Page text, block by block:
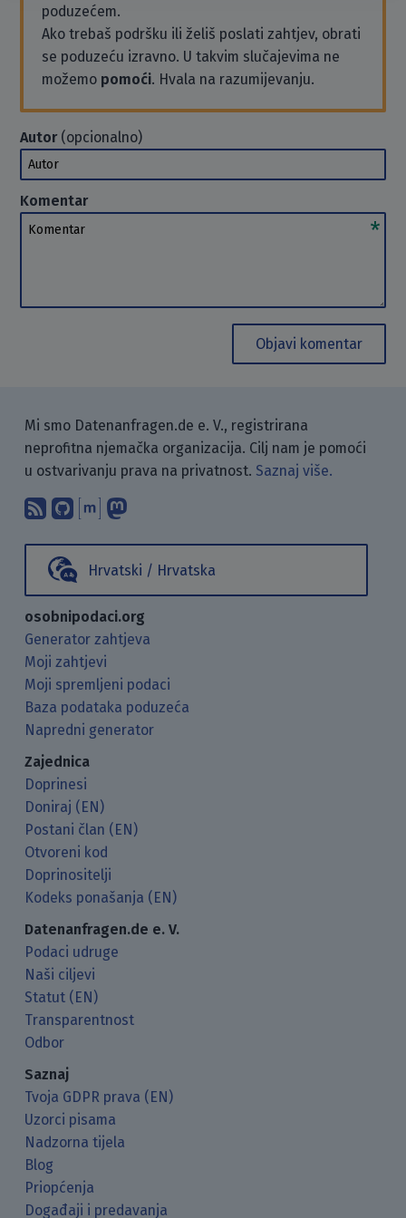
poduzećem.
Ako trebaš podršku ili želiš poslati zahtjev, obrati
se poduzeću izravno. U takvim slučajevima ne
možemo pomoći. Hvala na razumijevanju.
Autor(opcionalno)
Autor
Komentar
Komentar
Objavi komentar
Mi smo Datenanfragen.de e. V., registrirana
neprofitna njemačka organizacija. Cilj nam je pomoći
u ostvarivanju prava na privatnost. Saznaj više.
Pretplati se na naš blog koristeći
Pronađi nas na GitHubu.
Raspravljaj s nama putem
Hrvatski / Hrvatska
osobnipodaci.org
Generator zahtjeva
Moji zahtjevi
Moji spremljeni podaci
Baza podataka poduzeća
Napredni generator
Zajednica
Doprinesi
Doniraj (EN)
Postani član (EN)
Otvoreni kod
Doprinositelji
Kodeks ponašanja (EN)
Datenanfragen.de e. V.
Podaci udruge
Naši ciljevi
Statut (EN)
Transparentnost
Odbor
Saznaj
Tvoja GDPR prava (EN)
Uzorci pisama
Nadzorna tijela
Blog
Priopćenja
Događaji i predavanja